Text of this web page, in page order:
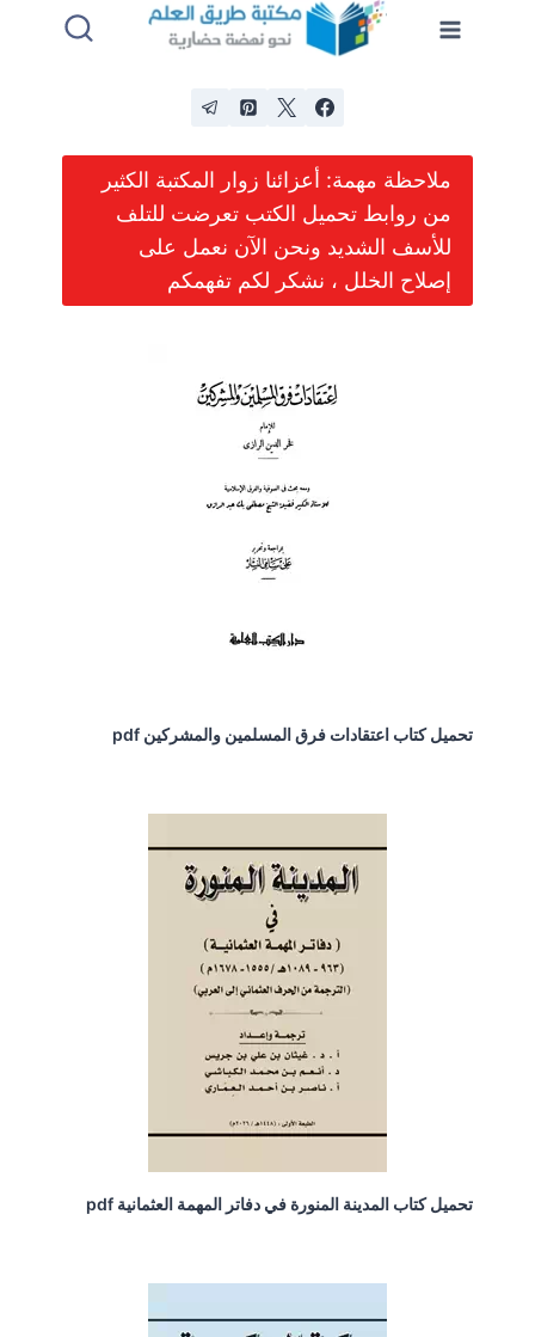
ملاحظة مهمة: أعزائنا زوار المكتبة الكثير
من روابط تحميل الكتب تعرضت للتلف
للأسف الشديد ونحن الآن نعمل على
إصلاح الخلل ، نشكر لكم تفهمكم
تحميل كتاب اعتقادات فرق المسلمين والمشركين pdf
تحميل كتاب المدينة المنورة في دفاتر المهمة العثمانية pdf